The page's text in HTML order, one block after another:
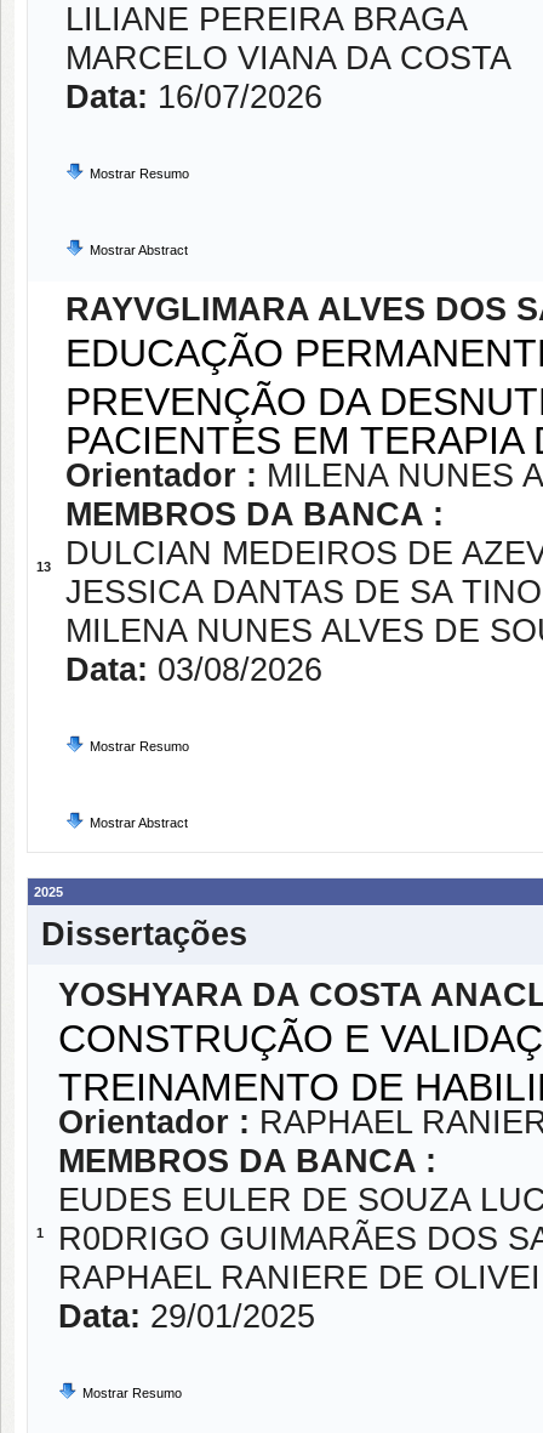
LILIANE PEREIRA BRAGA
MARCELO VIANA DA COSTA
Data: 16/07/2026
Mostrar Resumo
Mostrar Abstract
13
RAYVGLIMARA ALVES DOS
EDUCAÇÃO
PREVENÇÃO DA
PACIENTES EM
Orientador : MILENA NUNES
MEMBROS DA BANCA :
DULCIAN MEDEIROS DE
JESSICA DANTAS DE SA
MILENA NUNES ALVES DE
Data: 03/08/2026
Mostrar Resumo
Mostrar Abstract
2025
Dissertações
1
YOSHYARA DA COSTA
CONSTRUÇÃO E
TREINAMENTO DE
Orientador : RAPHAEL
MEMBROS DA BANCA :
EUDES EULER DE SOUZA
R0DRIGO GUIMARÃES DOS
RAPHAEL RANIERE DE
Data: 29/01/2025
Mostrar Resumo